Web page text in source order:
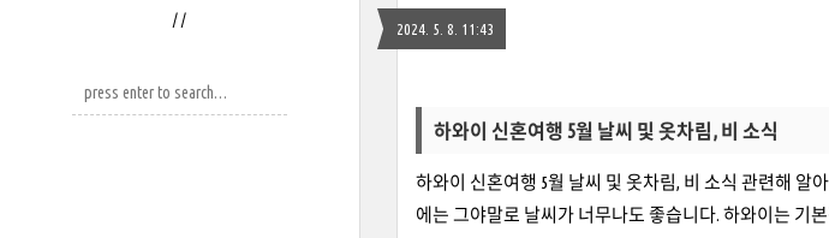
/ /
2024. 5. 8. 11:43
하와이 신혼여행 5월 날씨 및 옷차림, 비 소식
하와이 신혼여행 5월 날씨 및 옷차림, 비 소식 관련해 알
에는 그야말로 날씨가 너무나도 좋습니다. 하와이는 기